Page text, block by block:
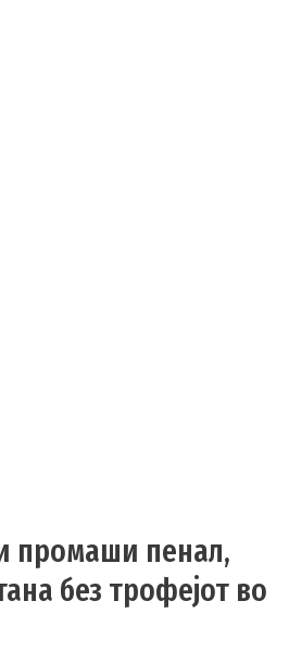
промаши пенал,
без трофејот во